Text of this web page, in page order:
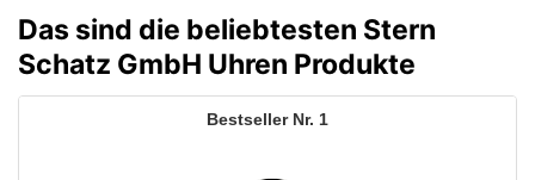
Das sind die beliebtesten Stern
Schatz GmbH Uhren Produkte
1